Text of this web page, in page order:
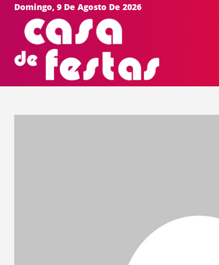
Domingo, 9 De Agosto De 2026